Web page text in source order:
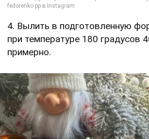
4. Вылить в подготовленную
при температуре 180 градусов
примерно.